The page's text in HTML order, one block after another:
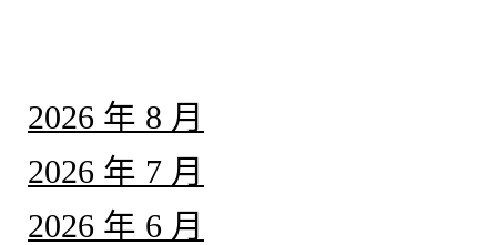
2026 年 8 月
2026 年 7 月
2026 年 6 月